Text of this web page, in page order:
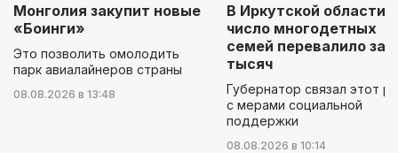
Монголия закупит новые
«Боинги»
Это позволить омолодить
парк авиалайнеров страны
08.08.2026 в 13:48
В Иркутской области
число многодетных
семей перевалило за
тысяч
Губернатор связал этот
с мерами социальной
поддержки
08.08.2026 в 10:14